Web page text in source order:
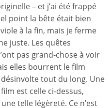
– et j’ai été frappé
point la bête était bien
à la fin, mais je ferme
juste. Les quêtes
pas grand-chose à voir
elles bourrent le film
désinvolte tout du long. Une
est celle ci-dessus,
telle légèreté. Ce n’est